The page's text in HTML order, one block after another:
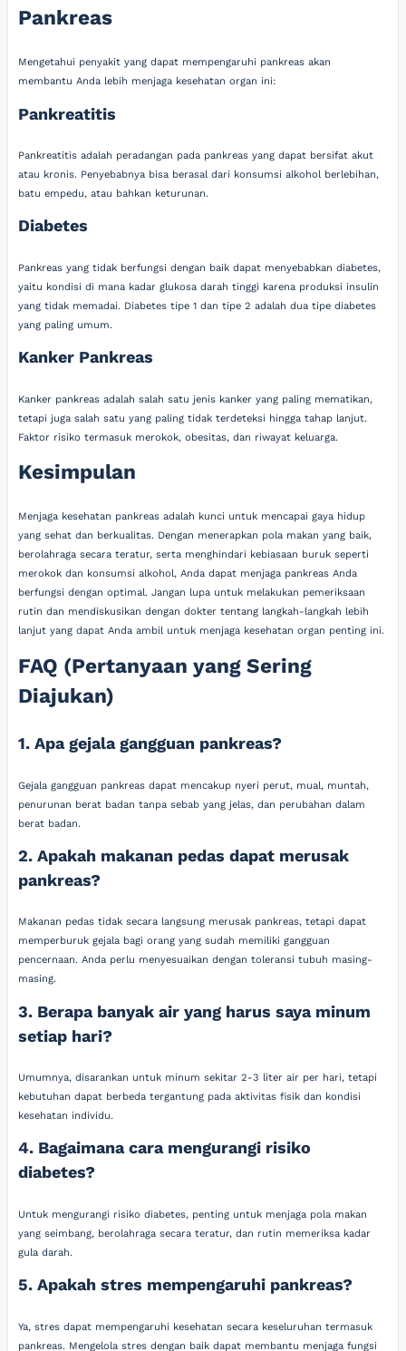
Pankreas
Mengetahui penyakit yang dapat mempengaruhi pankreas akan
membantu Anda lebih menjaga kesehatan organ ini:
Pankreatitis
Pankreatitis adalah peradangan pada pankreas yang dapat bersifat akut
atau kronis. Penyebabnya bisa berasal dari konsumsi alkohol berlebihan,
batu empedu, atau bahkan keturunan.
Diabetes
Pankreas yang tidak berfungsi dengan baik dapat menyebabkan diabetes,
yaitu kondisi di mana kadar glukosa darah tinggi karena produksi insulin
yang tidak memadai. Diabetes tipe 1 dan tipe 2 adalah dua tipe diabetes
yang paling umum.
Kanker Pankreas
Kanker pankreas adalah salah satu jenis kanker yang paling mematikan,
tetapi juga salah satu yang paling tidak terdeteksi hingga tahap lanjut.
Faktor risiko termasuk merokok, obesitas, dan riwayat keluarga.
Kesimpulan
Menjaga kesehatan pankreas adalah kunci untuk mencapai gaya hidup
yang sehat dan berkualitas. Dengan menerapkan pola makan yang baik,
berolahraga secara teratur, serta menghindari kebiasaan buruk seperti
merokok dan konsumsi alkohol, Anda dapat menjaga pankreas Anda
berfungsi dengan optimal. Jangan lupa untuk melakukan pemeriksaan
rutin dan mendiskusikan dengan dokter tentang langkah-langkah lebih
lanjut yang dapat Anda ambil untuk menjaga kesehatan organ penting ini.
FAQ (Pertanyaan yang Sering
Diajukan)
1. Apa gejala gangguan pankreas?
Gejala gangguan pankreas dapat mencakup nyeri perut, mual, muntah,
penurunan berat badan tanpa sebab yang jelas, dan perubahan dalam
berat badan.
2. Apakah makanan pedas dapat merusak
pankreas?
Makanan pedas tidak secara langsung merusak pankreas, tetapi dapat
memperburuk gejala bagi orang yang sudah memiliki gangguan
pencernaan. Anda perlu menyesuaikan dengan toleransi tubuh masing-
masing.
3. Berapa banyak air yang harus saya minum
setiap hari?
Umumnya, disarankan untuk minum sekitar 2-3 liter air per hari, tetapi
kebutuhan dapat berbeda tergantung pada aktivitas fisik dan kondisi
kesehatan individu.
4. Bagaimana cara mengurangi risiko
diabetes?
Untuk mengurangi risiko diabetes, penting untuk menjaga pola makan
yang seimbang, berolahraga secara teratur, dan rutin memeriksa kadar
gula darah.
5. Apakah stres mempengaruhi pankreas?
Ya, stres dapat mempengaruhi kesehatan secara keseluruhan termasuk
pankreas. Mengelola stres dengan baik dapat membantu menjaga fungsi